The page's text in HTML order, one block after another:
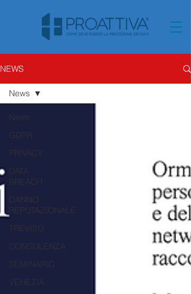
NEWS
News
PRIVACY
BREACH
DANNO
REPUTAZIONALE
TREVISO
CONSULENZA
SEMINARIO
VENEZIA
News